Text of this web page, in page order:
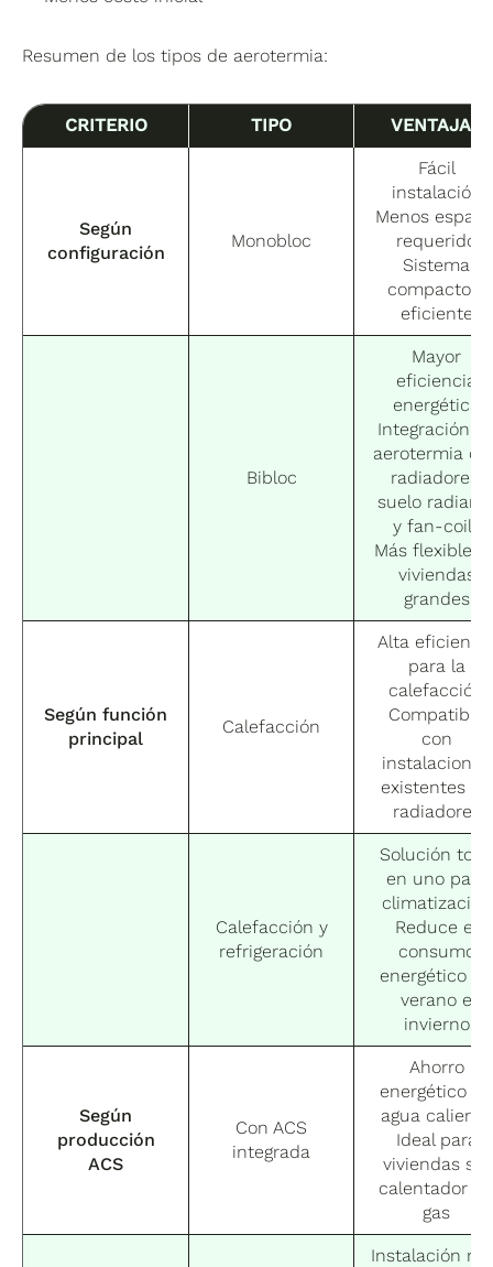
Resumen de los tipos de aerotermia:
CRITERIO TIPO VENTAJAS
Según
configuración
Monobloc
Fácil
instalación
Menos
requerido
Sistema
compacto y
eficiente
Bibloc
Mayor
eficiencia
energética
Integración
aerotermia
radiadores,
suelo
y fan-coils
Más flexible
viviendas
grandes
Según función
principal
Calefacción
Alta
para la
calefacción
Compatible
con
instalaciones
existentes de
radiadores
Calefacción y
refrigeración
Solución todo
en uno para
climatización
Reduce el
consumo
energético en
verano e
invierno
Según
producción
ACS
Con ACS
integrada
Ahorro
energético en
agua caliente
Ideal para
viviendas sin
calentador
gas
Instalación